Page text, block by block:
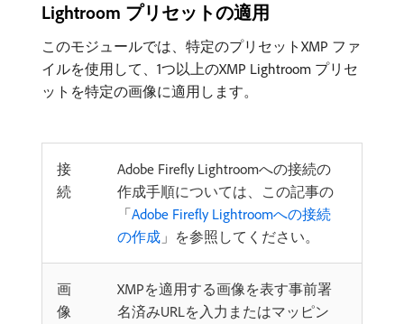
Lightroom プリセットの適用
このモジュールでは、特定のプリセットXMP ファ
イルを使用して、1つ以上のXMP Lightroom プリセ
ットを特定の画像に適用します。
接
続
Adobe Firefly Lightroomへの接続の
作成手順については、この記事の
「Adobe Firefly Lightroomへの接続
の作成 」を参照してください。
画
像
XMPを適用する画像を表す事前署
名済みURLを入力またはマッピン